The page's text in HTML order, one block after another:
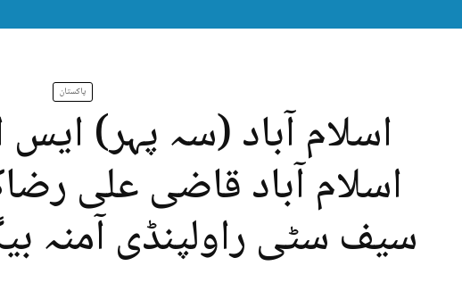
پاکستان
اسلام آباد (سہ پہر)
اسلام آباد قاضی علی
سیف سٹی راولپنڈی آمنہ